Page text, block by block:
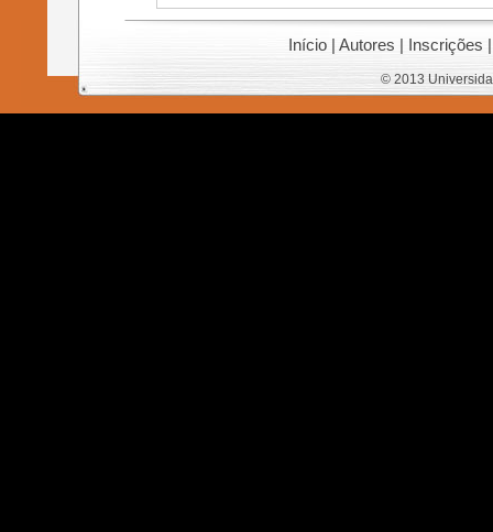
Início | Autores | Inscrições
© 2013